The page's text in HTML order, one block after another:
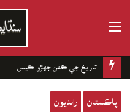
تاريخ جي ڪفن جھڙو ڪيس
پاڪستان رانديون